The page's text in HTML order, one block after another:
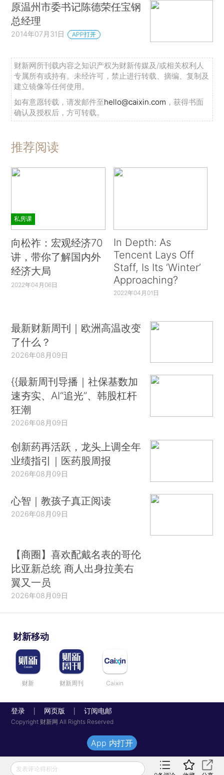
原温州市委书记陈德荣任宝钢
总经理
2014年07月31日 APP打开
财新网所刊载内容之知识产权为财新传媒及/或相关权利人
专属所有或持有。未经许可，禁止进行转载、摘编、复制及
建立镜像等任何使用。
如有意愿转载，请发邮件至hello@caixin.com ，获得书面
确认及授权后，方可转载。
推荐阅读
私房课
向松祚：宏观经济70
讲，带你了解国内外
经济大局
2022年04月06日
In Depth: As
Tencent Lays Off
Staff, Is Its ‘Winter’
Approaching?
2022年04月01日
最新财新周刊｜欧洲高温改变
了什么？
2026年08月09日
{{最新周刊导播｜社保基数加
速夯实、AI“追光”、韩股杠杆
狂潮
2026年08月09日
创新药再活跃，龙头上调全年
业绩指引｜医药股周报
2026年08月09日
心智｜教孩子真正阅读
2026年08月09日
【商圈】喜欢配戴名表的哥伦
比亚新总统 商人出身拉美右
翼又一员
2026年08月09日
财新移动
财新 财新周刊 Caixin
登录 网页版 订阅电邮
Copyright 财新网 All Rights Reserved
发表评论得积分
App 内打开